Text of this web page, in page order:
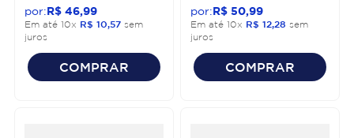
R$ 46 99
Em até 10x R$ 10 57 sem
juros
COMPRAR
R$ 50 99
Em até 10x R$ 12 28 sem
juros
COMPRAR